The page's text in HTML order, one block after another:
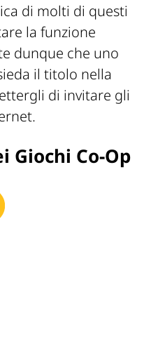
di molti di questi
la funzione
dunque che uno
il titolo nella
di invitare gli
Giochi Co-Op